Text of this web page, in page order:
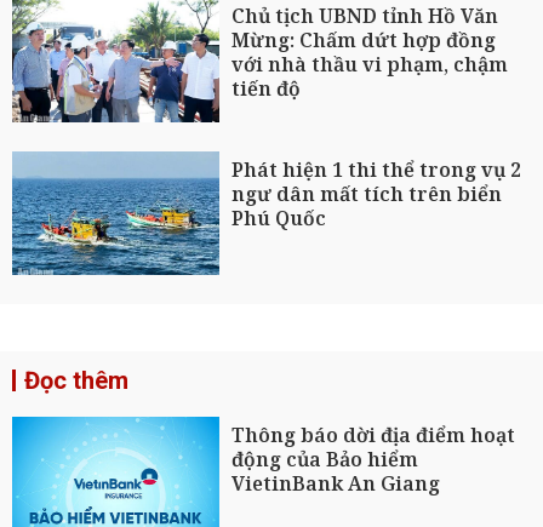
Chủ tịch UBND tỉnh Hồ Văn
Mừng: Chấm dứt hợp đồng
với nhà thầu vi phạm, chậm
tiến độ
Phát hiện 1 thi thể trong vụ 2
ngư dân mất tích trên biển
Phú Quốc
Đọc thêm
Thông báo dời địa điểm hoạt
động của Bảo hiểm
VietinBank An Giang